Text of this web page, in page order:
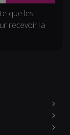
que les
recevoir la